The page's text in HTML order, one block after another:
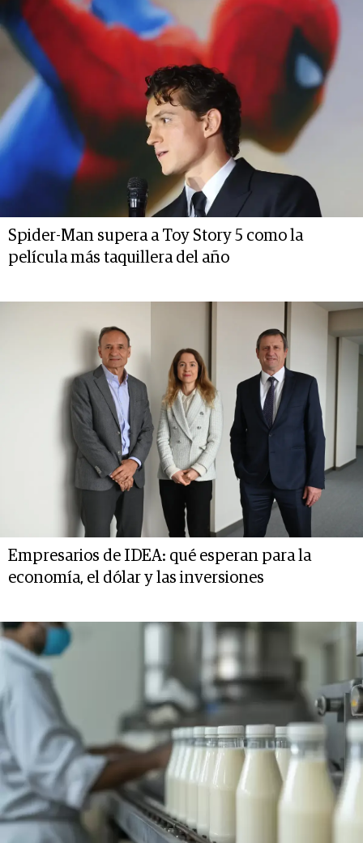
Spider-Man supera a Toy Story 5 como la
película más taquillera del año
Empresarios de IDEA: qué esperan para la
economía, el dólar y las inversiones